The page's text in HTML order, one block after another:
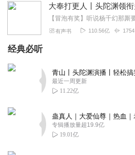
有声书 110.56亿 1754
经典必听
最近一周更新
11.22亿
专辑播放量超19.9亿
19.01亿